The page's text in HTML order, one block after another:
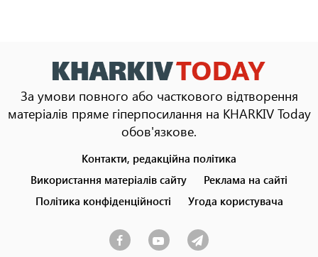
За умови повного або часткового відтворення
матеріалів пряме гіперпосилання на KHARKIV Today
обов'язкове.
menu
Контакти, редакційна політика
Використання матеріалів сайту
Реклама на сайті
Політика конфіденційності
Угода користувача